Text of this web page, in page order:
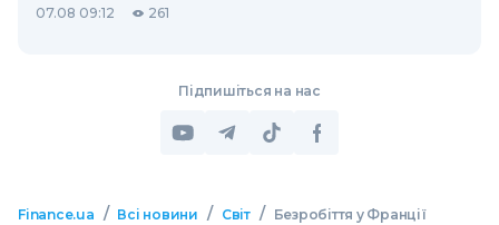
07.08 09:12 261
Підпишіться на нас
Finance.ua / Всі новини / Світ /
Безробіття у Франції